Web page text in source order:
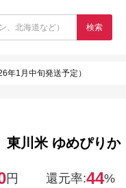
検索
年1月中旬発送予定）
東川米 ゆめぴり
円 還元率:44%